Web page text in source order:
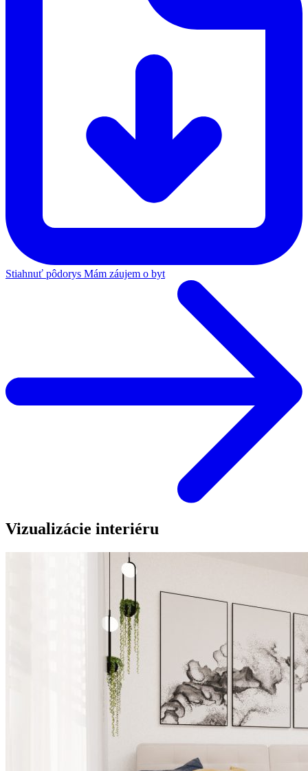
Stiahnuť pôdorys Mám záujem o byt
Vizualizácie interiéru